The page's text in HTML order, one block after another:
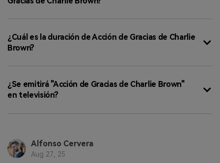
¿Cuál es la duración de Acción de Gracias de Charlie
Brown?
¿Se emitirá "Acción de Gracias de Charlie Brown"
en televisión?
Alfonso Cervera
Aug 27, 25